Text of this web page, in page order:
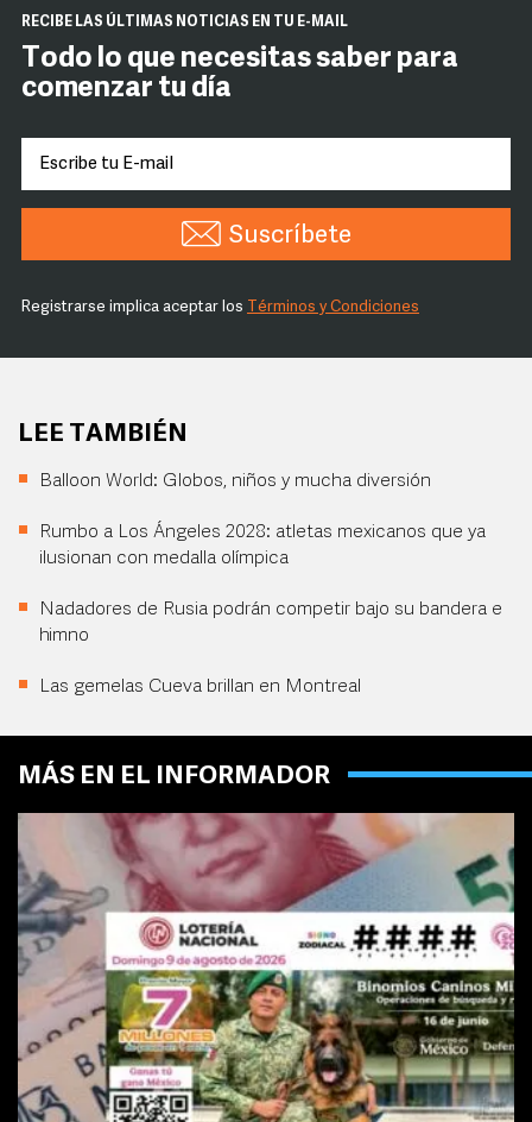
RECIBE LAS ÚLTIMAS NOTICIAS EN TU E-MAIL
Todo lo que necesitas saber para
comenzar tu día
Suscríbete
Registrarse implica aceptar los Términos y Condiciones
LEE TAMBIÉN
Balloon World: Globos, niños y mucha diversión
Rumbo a Los Ángeles 2028: atletas mexicanos que ya
ilusionan con medalla olímpica
Nadadores de Rusia podrán competir bajo su bandera e
himno
Las gemelas Cueva brillan en Montreal
MÁS EN EL INFORMADOR